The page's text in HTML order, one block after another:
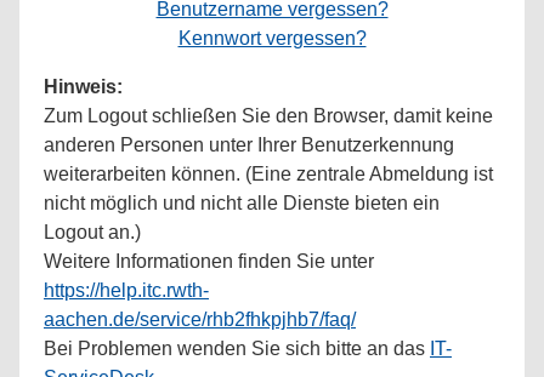
Benutzername vergessen?
Kennwort vergessen?
Hinweis:
Zum Logout schließen Sie den Browser, damit keine
anderen Personen unter Ihrer Benutzerkennung
weiterarbeiten können. (Eine zentrale Abmeldung ist
nicht möglich und nicht alle Dienste bieten ein
Logout an.)
Weitere Informationen finden Sie unter
https://help.itc.rwth-
aachen.de/service/rhb2fhkpjhb7/faq/
Bei Problemen wenden Sie sich bitte an das IT-